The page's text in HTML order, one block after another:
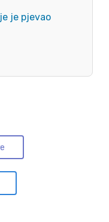
je pjevao